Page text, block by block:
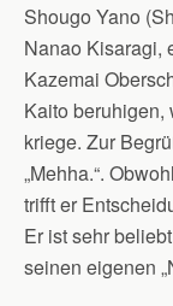
Shougo Yano
Nanao Kisaragi,
Kazemai
Kaito beruhigen,
kriege. Zur
„Mehha.“.
trifft er
Er ist sehr
seinen eigenen